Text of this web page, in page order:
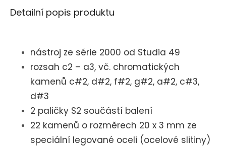
Detailní popis produktu
nástroj ze série 2000 od Studia 49
rozsah c2 – a3, vč. chromatických
kamenů c#2, d#2, f#2, g#2, a#2, c#3,
d#3
2 paličky S2 součástí balení
22 kamenů o rozměrech 20 x 3 mm ze
speciální legované oceli (ocelové slitiny)